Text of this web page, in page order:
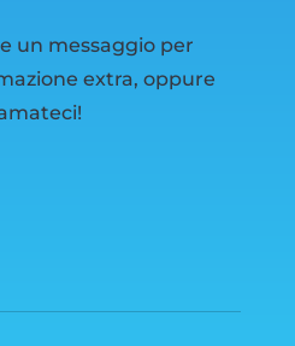
un messaggio per
extra, oppure